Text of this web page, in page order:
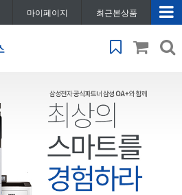
마이페이지 최근본상품